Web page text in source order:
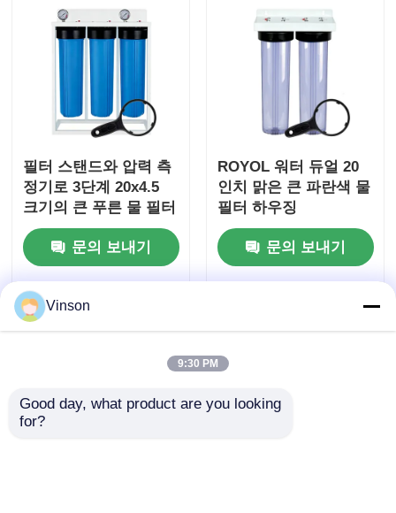
필터 스탠드와 압력 측
정기로 3단계 20x4.5
크기의 큰 푸른 물 필터
하우징
문의 보내기
ROYOL 워터 듀얼 20
인치 맑은 큰 파란색 물
필터 하우징
문의 보내기
Vinson
9:30 PM
Good day, what product are you looking
for?